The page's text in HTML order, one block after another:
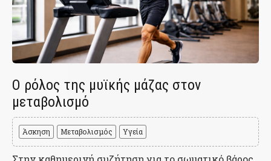
Ο ρόλος της μυϊκής μάζας στον
μεταβολισμό
Άσκηση Μεταβολισμός Υγεία